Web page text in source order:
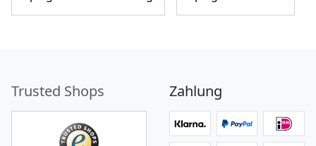
Trusted Shops Zahlung